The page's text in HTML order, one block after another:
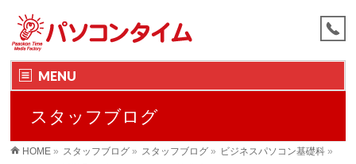
MENU
スタッフブログ
HOME » スタッフブログ » スタッフブログ » ビジネスパソコン基礎科 »